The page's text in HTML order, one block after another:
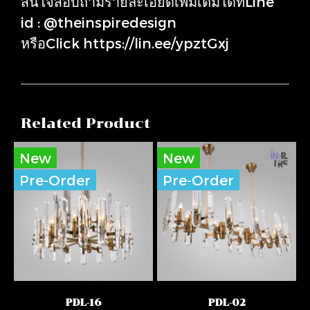
id : @theinspiredesign
หรือClick https://lin.ee/ypztGxj
Related Product
New
Pre-Order
PDL-16
New
Pre-Order
PDL-02